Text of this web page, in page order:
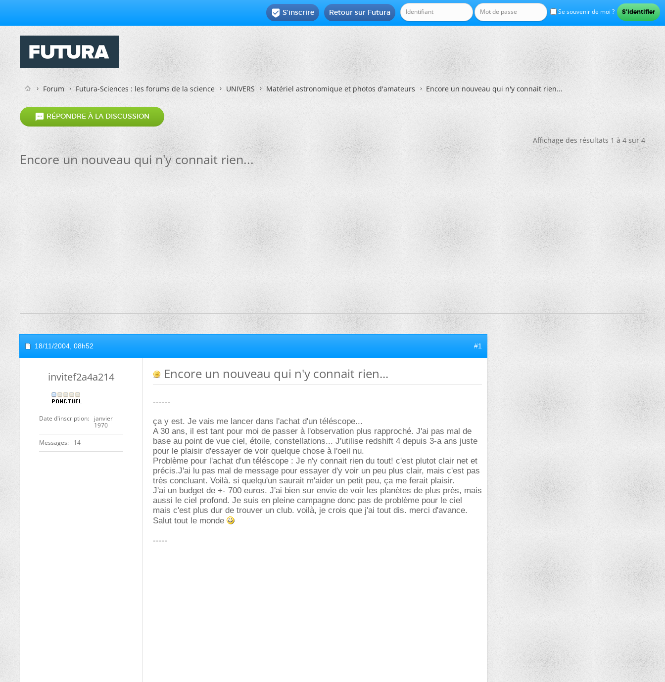
Se souvenir de moi ?
Retour sur Futura
 S'inscrire
Forum Futura-Sciences : les forums de la science UNIVERS Matériel astronomique et photos d'amateurs Encore un nouveau qui n'y connait rien...
 RÉPONDRE À LA DISCUSSION
Affichage des résultats 1 à 4 sur 4
Encore un nouveau qui n'y connait rien...
18/11/2004, 08h52 #1
invitef2a4a214
Date d'inscription
janvier
1970
Messages 14
Encore un nouveau qui n'y connait rien...
------
ça y est. Je vais me lancer dans l'achat d'un téléscope...
A 30 ans, il est tant pour moi de passer à l'observation plus rapproché. J'ai pas mal de
base au point de vue ciel, étoile, constellations... J'utilise redshift 4 depuis 3-a ans juste
pour le plaisir d'essayer de voir quelque chose à l'oeil nu.
Problème pour l'achat d'un téléscope : Je n'y connait rien du tout! c'est plutot clair net et
précis.J'ai lu pas mal de message pour essayer d'y voir un peu plus clair, mais c'est pas
très concluant. Voilà. si quelqu'un saurait m'aider un petit peu, ça me ferait plaisir.
J'ai un budget de +- 700 euros. J'ai bien sur envie de voir les planètes de plus près, mais
aussi le ciel profond. Je suis en pleine campagne donc pas de problème pour le ciel
mais c'est plus dur de trouver un club. voilà, je crois que j'ai tout dis. merci d'avance.
Salut tout le monde
-----